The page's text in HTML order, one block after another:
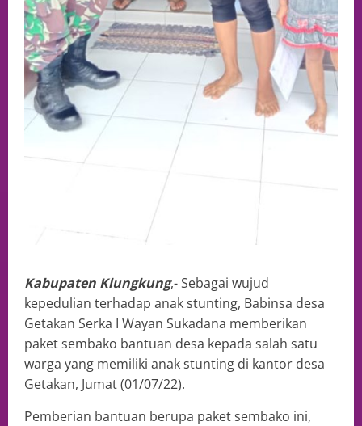
Kabupaten Klungkung,- Sebagai wujud
kepedulian terhadap anak stunting, Babinsa desa
Getakan Serka I Wayan Sukadana memberikan
paket sembako bantuan desa kepada salah satu
warga yang memiliki anak stunting di kantor desa
Getakan, Jumat (01/07/22).
Pemberian bantuan berupa paket sembako ini,